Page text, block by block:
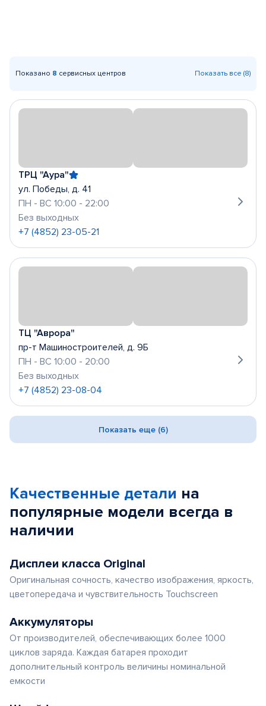
Показано 8 сервисных центров Показать все (8)
ТРЦ "Аура"
ул. Победы, д. 41
ПН - ВС 10:00 - 22:00
Без выходных
+7 (4852) 23-05-21
ТЦ "Аврора"
пр-т Машиностроителей, д. 9Б
ПН - ВС 10:00 - 20:00
Без выходных
+7 (4852) 23-08-04
Показать еще (6)
Качественные детали на
популярные модели всегда в
наличии
Дисплеи класса Original
Оригинальная сочность, качество изображения, яркость,
цветопередача и чувствительность Touchscreen
Аккумуляторы
От производителей, обеспечивающих более 1000
циклов заряда. Каждая батарея проходит
дополнительный контроль величины номинальной
емкости